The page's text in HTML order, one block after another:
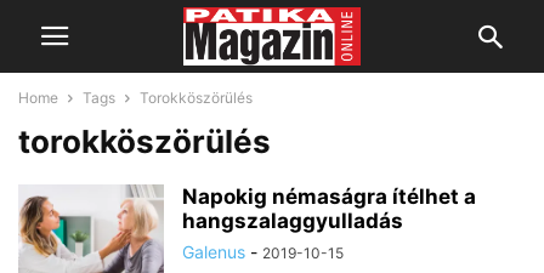
Home Tags Torokköszörülés
torokköszörülés
Napokig némaságra ítélhet a
hangszalaggyulladás
Galenus - 2019-10-15